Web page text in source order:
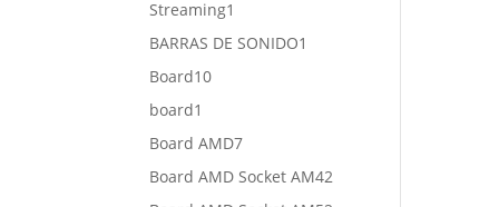
Streaming1
producto
BARRAS DE SONIDO1
Board1010
board1
producto
Board AMD77
productos
Board AMD Socket AM42